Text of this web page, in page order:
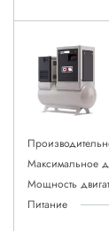
Максимальное
Мощность
Питание